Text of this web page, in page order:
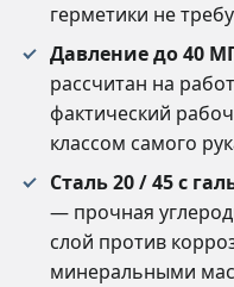
герметики не
Давление до 40
рассчитан на
фактический
классом самого
Сталь 20 / 45 с
— прочная
слой против
минеральными